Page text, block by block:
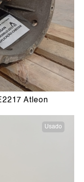
Atleon
Usado